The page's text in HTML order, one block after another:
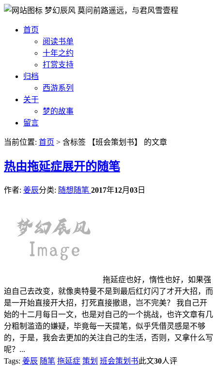
梦幻辰风 莫问前路遥远，与君风雪壹程
首页
阅读书单
十年之约
打赏支持
归档
西游系列
关于
梦的故事
留言
当前位置: 首页 > 含标签 【班会策划书】 的文章
热由拖延症展开的随笔
作者: 姜辰分类: 随想随笔 2017年12月 03 日
拖延症也好，惰性也好，如果强
迫自己去改变，就像奥特曼不是到最后红灯闪了才开大招，而
是一开始直接开大招，打死直接撤退，岂不完美？ 我自己开
始的十二月每日一文，也是对自己的一个挑战，也许文章有几
分粗制滥造的嫌疑，毕竟每一天提笔，似乎凭借灵感是不够
的，于是，我会去更加的关注自己的生活，否则，又拿什么写
呢？...
Tags: 姜辰 随笔 拖延症 策划 班会策划书此文30人评